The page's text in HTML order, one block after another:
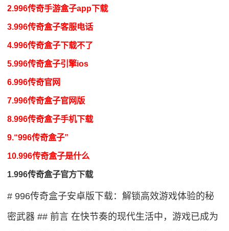
2.996传奇手游盒子app下载
3.996传奇盒子客服电话
4.996传奇盒子下载不了
5.996传奇盒子引擎ios
6.996传奇官网
7.996传奇盒子官网版
8.996传奇盒子手机下载
9.“996传奇盒子”
10.996传奇盒子是什么
1.996传奇盒子官方下载
# 996传奇盒子安卓版下载：解锁高效游戏体验的秘
密武器 ## 前言 在快节奏的现代生活中，游戏已成为